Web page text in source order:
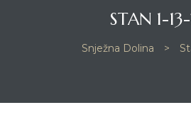
STAN 1-
Snježna Dolina >